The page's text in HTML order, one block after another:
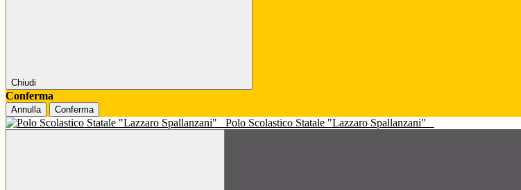
Chiudi
Conferma
Annulla Conferma
Polo Scolastico Statale "Lazzaro Spallanzani"